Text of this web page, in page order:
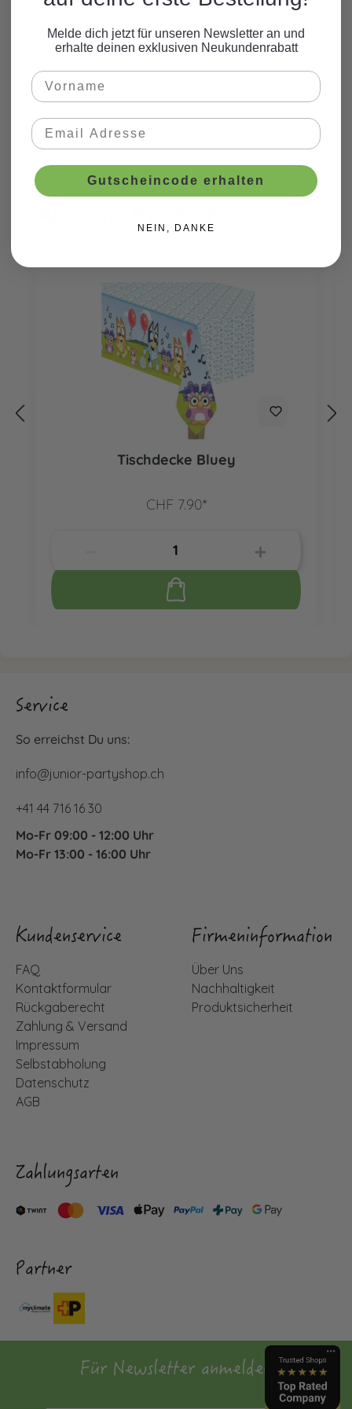
Beschreibung
Tischdecke Bluey
CHF 7.90*
Service
So erreichst Du uns:
info@junior-partyshop.ch
+41 44 716 16 30
Mo-Fr 09:00 - 12:00 Uhr
Mo-Fr 13:00 - 16:00 Uhr
Kundenservice
FAQ
Kontaktformular
Rückgaberecht
Zahlung & Versand
Impressum
Selbstabholung
Datenschutz
AGB
Firmeninformation
Über Uns
Nachhaltigkeit
Produktsicherheit
Zahlungsarten
Partner
Für Newsletter anmelden
Melde dich jetzt für unseren Newsletter an und
erhalte deinen exklusiven Neukundenrabatt
Gutscheincode erhalten
NEIN, DANKE